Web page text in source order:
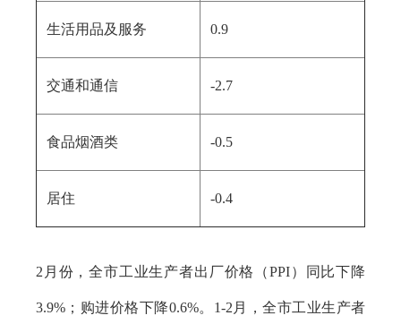
生活用品及服务 0.9
交通和通信 -2.7
食品烟酒类 -0.5
居住 -0.4
2月份，全市工业生产者出厂价格（PPI）同比下降
3.9%；购进价格下降0.6%。1-2月，全市工业生产者